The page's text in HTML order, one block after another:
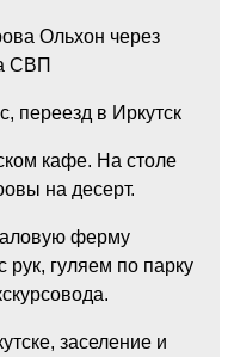
Ольхон через
СВП
переезд в Иркутск
кафе. На столе
на десерт.
ферму
гуляем по парку
заселение и